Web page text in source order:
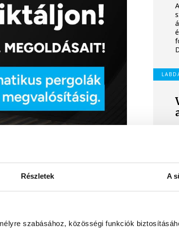
Részletek A
szabásához, közösségi funkciók